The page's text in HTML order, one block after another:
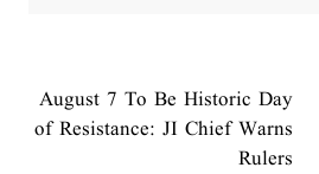
August 7 To Be Historic Day
of Resistance: JI Chief Warns
Rulers